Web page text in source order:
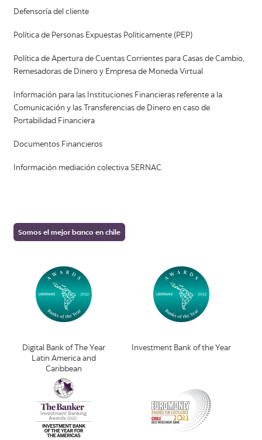
Defensoría del cliente
Política de Personas Expuestas Políticamente (PEP)
Política de Apertura de Cuentas Corrientes para Casas de Cambio,
Remesadoras de Dinero y Empresa de Moneda Virtual
Información para las Instituciones Financieras referente a la
Comunicación y las Transferencias de Dinero en caso de
Portabilidad Financiera
Documentos Financieros
Información mediación colectiva SERNAC
Somos el mejor banco en chile
Digital Bank of The Year
Latin America and
Caribbean
Investment Bank of the Year